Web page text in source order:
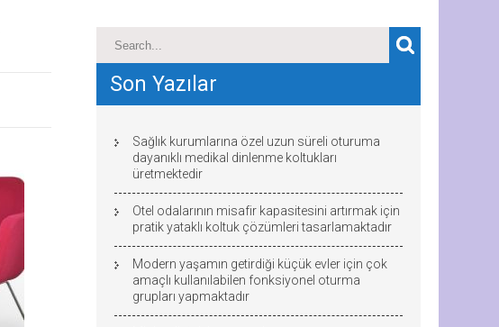
Son Yazılar
Sağlık kurumlarına özel uzun süreli oturuma
dayanıklı medikal dinlenme koltukları
üretmektedir
Otel odalarının misafir kapasitesini artırmak için
pratik yataklı koltuk çözümleri tasarlamaktadır
Modern yaşamın getirdiği küçük evler için çok
amaçlı kullanılabilen fonksiyonel oturma
grupları yapmaktadır